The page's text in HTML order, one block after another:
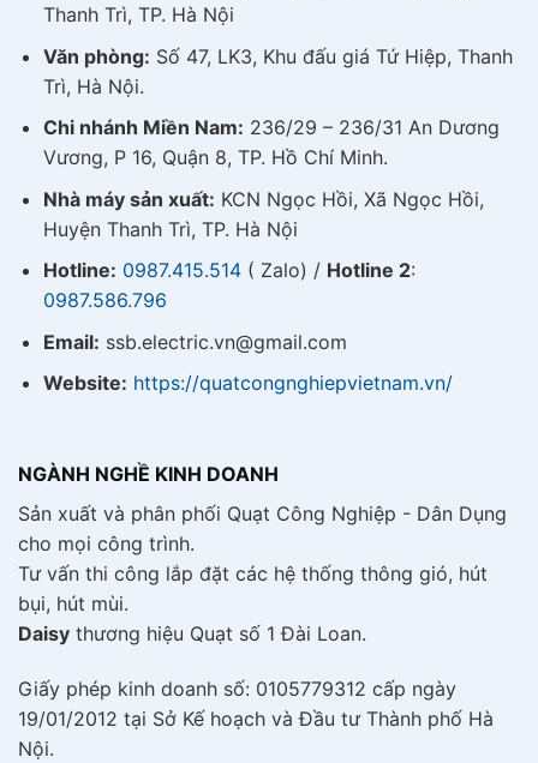
Thanh Trì, TP. Hà Nội
Văn phòng: Số 47, LK3, Khu đấu giá Tứ Hiệp, Thanh
Trì, Hà Nội.
Chi nhánh Miền Nam: 236/29 – 236/31 An Dương
Vương, P 16, Quận 8, TP. Hồ Chí Minh.
Nhà máy sản xuất: KCN Ngọc Hồi, Xã Ngọc Hồi,
Huyện Thanh Trì, TP. Hà Nội
Hotline: 0987.415.514( Zalo) / Hotline 2:
0987.586.796
Email: ssb.electric.vn@gmail.com
Website: https://quatcongnghiepvietnam.vn/
NGÀNH NGHỀ KINH DOANH
Sản xuất và phân phối Quạt Công Nghiệp - Dân Dụng
cho mọi công trình.
Tư vấn thi công lắp đặt các hệ thống thông gió, hút
bụi, hút mùi.
Daisy thương hiệu Quạt số 1 Đài Loan.
Giấy phép kinh doanh số: 0105779312 cấp ngày
19/01/2012 tại Sở Kế hoạch và Đầu tư Thành phố Hà
Nội.